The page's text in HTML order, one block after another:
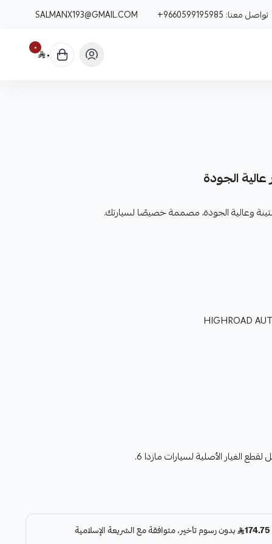
تواصل معنا: +9660599195985
SALMANX193@GMAIL.COM
٠ ٠
الغيار الأصلية لسيارات مازدا 6.